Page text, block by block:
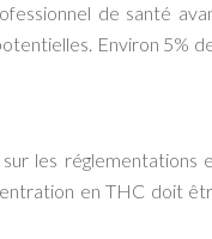
de santé
Environ 5%
les réglementations
en THC doit